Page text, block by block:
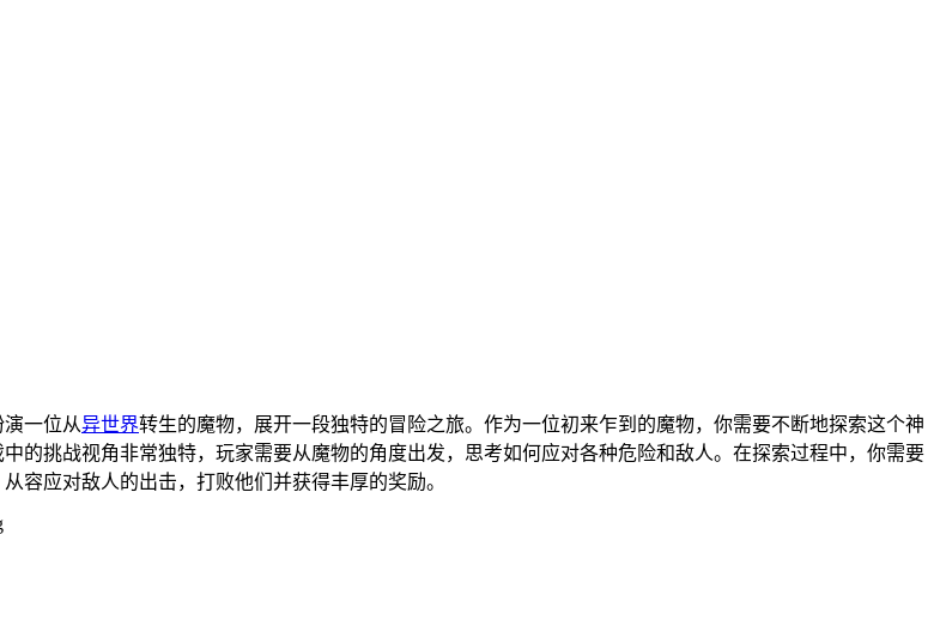
一位从异世界转生的魔物，展开一段独特的冒险之旅。作为一位初来乍到的魔物，你需要不断地探索这个神
的挑战视角非常独特，玩家需要从魔物的角度出发，思考如何应对各种危险和敌人。在探索过程中，你需要
容应对敌人的出击，打败他们并获得丰厚的奖励。